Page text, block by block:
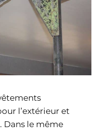
l’extérieur et
Dans le même